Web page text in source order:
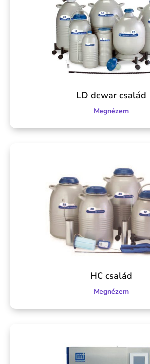
LD dewar család
Megnézem
HC család
Megnézem